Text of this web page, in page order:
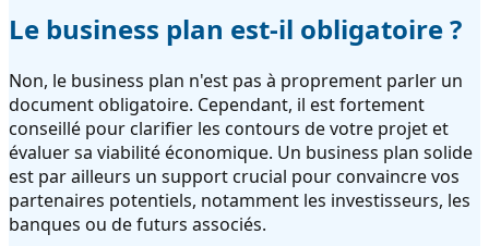
Le business plan est-il obligatoire ?
Non, le business plan n'est pas à proprement parler un
document obligatoire. Cependant, il est fortement
conseillé pour clarifier les contours de votre projet et
évaluer sa viabilité économique. Un business plan solide
est par ailleurs un support crucial pour convaincre vos
partenaires potentiels, notamment les investisseurs, les
banques ou de futurs associés.